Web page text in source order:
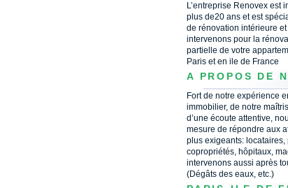
L’entreprise Renovex est
plus de20 ans et est
de rénovation intérieure
intervenons pour la
partielle de votre
Paris et en ile de France
A PROPOS DE
Fort de notre expérience
immobilier, de notre
d’une écoute attentive,
mesure de répondre aux
plus exigeants:
copropriétés, hôpitaux,
intervenons aussi après
(Dégâts des eaux, etc.)